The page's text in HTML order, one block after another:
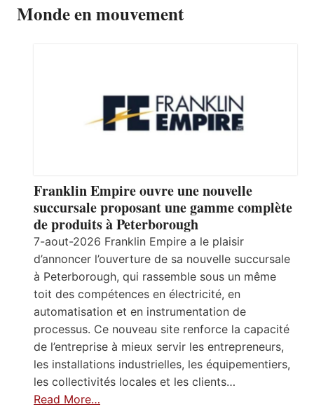
Monde en mouvement
Franklin Empire ouvre une nouvelle
succursale proposant une gamme complète
de produits à Peterborough
7-aout-2026 Franklin Empire a le plaisir
d’annoncer l’ouverture de sa nouvelle succursale
à Peterborough, qui rassemble sous un même
toit des compétences en électricité, en
automatisation et en instrumentation de
processus. Ce nouveau site renforce la capacité
de l’entreprise à mieux servir les entrepreneurs,
les installations industrielles, les équipementiers,
les collectivités locales et les clients…
Read More…